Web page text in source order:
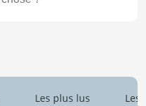
Les plus lus Les